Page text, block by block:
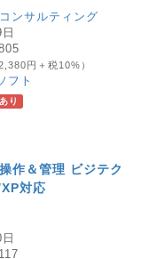
ンサルティング
円＋税10%）
フト
り
作＆管理 ビジテク
対応